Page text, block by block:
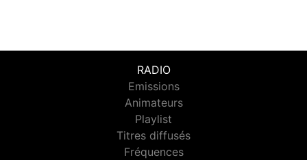
RADIO
Emissions
Animateurs
Playlist
Titres diffusés
Fréquences